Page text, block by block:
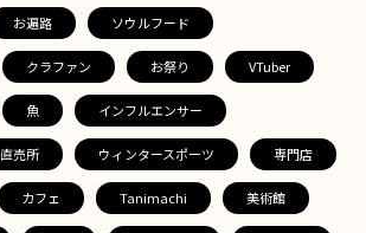
お遍路 ソウルフード
クラファン お祭り VTuber
魚 インフルエンサー
直売所 ウィンタースポーツ 専門店
カフェ Tanimachi 美術館